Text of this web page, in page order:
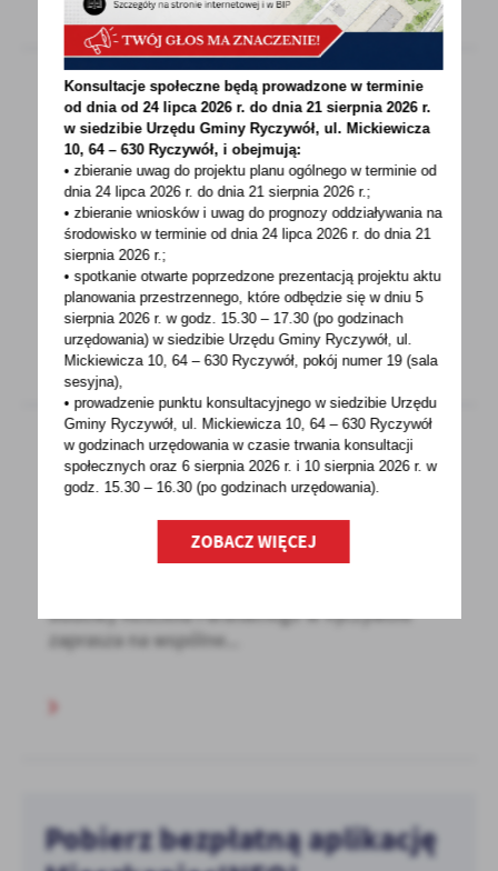
12 - 09 - 2025 Godz. 12:00
Bezpłatne badanie mammograficzne
Link do artykułu:
https://ryczywol.pl/aktualnosci/dbaj-o-
zdrowie-przyjdz-na-bezplatne-badanie-
mammograficzne-w-ryczywole.html
13 - 09 - 2025 Godz. 00:00
100-LECIE BUDOWY KOŚCIOŁA PARAFIALNEGO
PW. ŚW. MIKOŁAJA W RYCZYWOLE
budowy Kościoła Parafialnego w Ryczywole
zaprasza na wspólne...
Pobierz bezpłatną aplikację
Konsultacje społeczne będą prowadzone w terminie
od dnia od 24 lipca 2026 r. do dnia 21 sierpnia 2026 r.
w siedzibie Urzędu Gminy Ryczywół, ul. Mickiewicza
10, 64 – 630 Ryczywół, i obejmują:
• zbieranie uwag do projektu planu ogólnego w terminie od
dnia 24 lipca 2026 r. do dnia 21 sierpnia 2026 r.;
• zbieranie wniosków i uwag do prognozy oddziaływania na
środowisko w terminie od dnia 24 lipca 2026 r. do dnia 21
sierpnia 2026 r.;
• spotkanie otwarte poprzedzone prezentacją projektu aktu
planowania przestrzennego, które odbędzie się w dniu 5
sierpnia 2026 r.w godz. 15.30 – 17.30 (po godzinach
urzędowania) w siedzibie Urzędu Gminy Ryczywół, ul.
Mickiewicza 10, 64 – 630 Ryczywół, pokójnumer 19 (sala
sesyjna),
• prowadzenie punktu konsultacyjnego w siedzibie Urzędu
Gminy Ryczywół, ul. Mickiewicza 10, 64 – 630 Ryczywół
w godzinachurzędowania w czasie trwania konsultacji
społecznych oraz 6 sierpnia 2026 r. i 10 sierpnia 2026 r. w
godz. 15.30 – 16.30 (po godzinachurzędowania).
ZOBACZ WIĘCEJ